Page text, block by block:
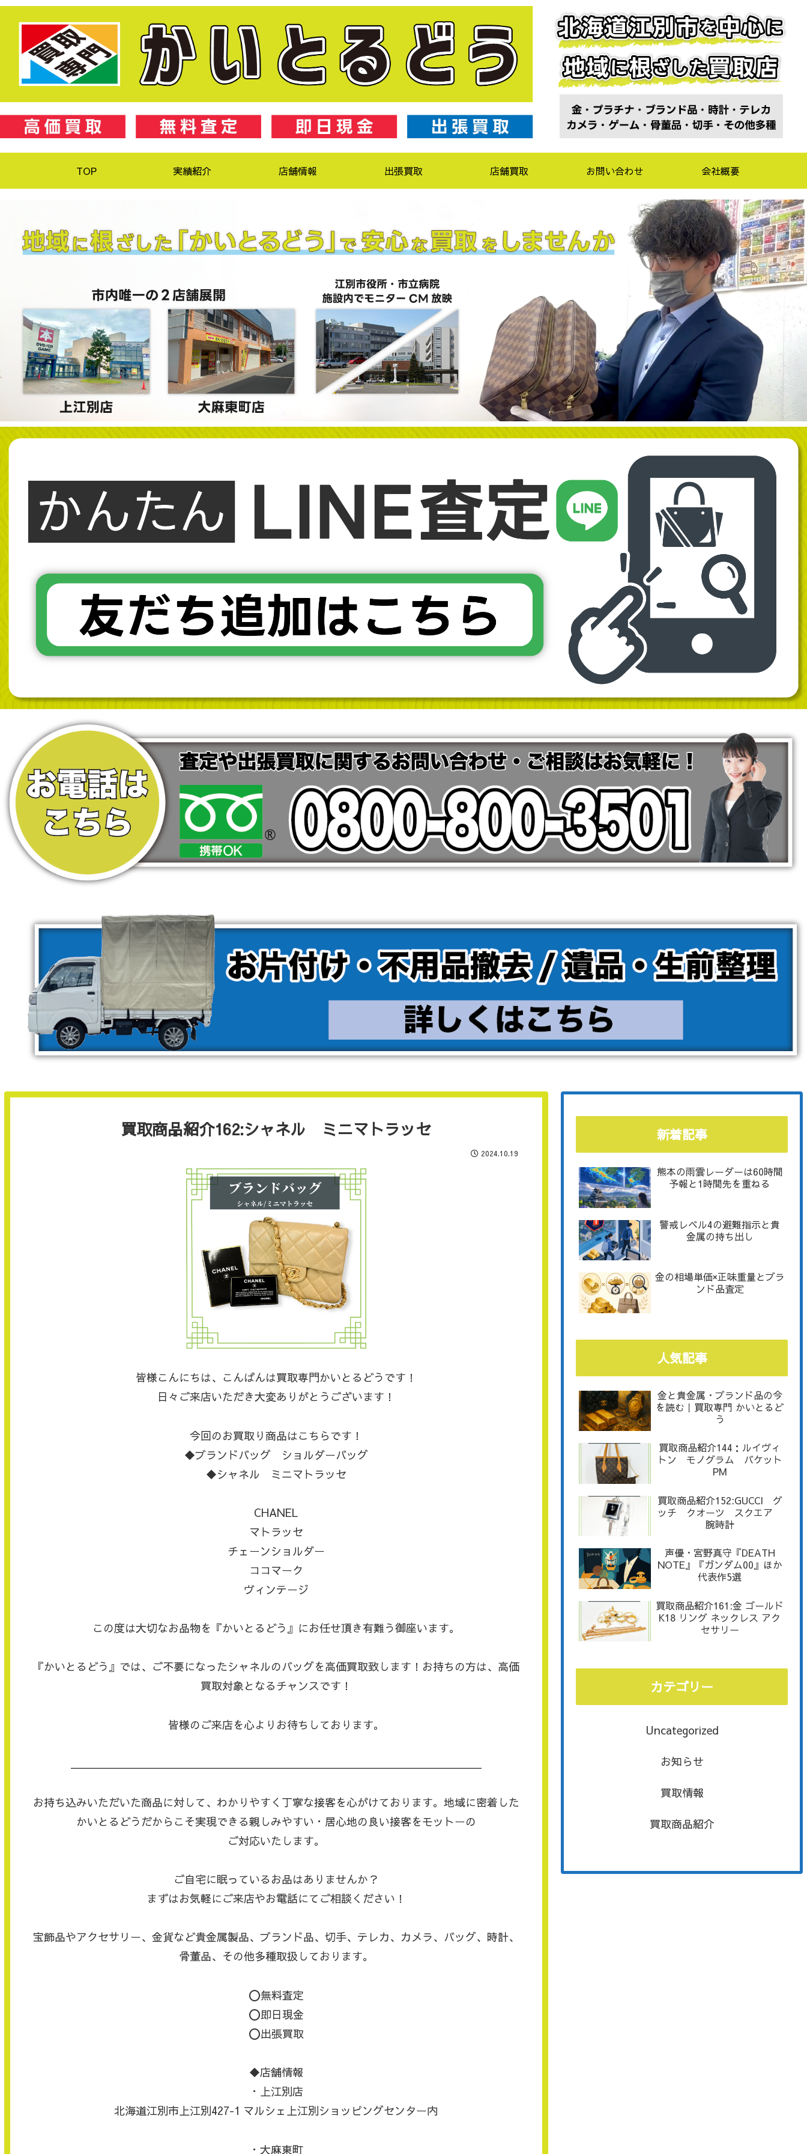
TOP 実績紹介 店舗情報 出張買取 店舗買取 お問い合わせ 会社概要
買取商品紹介162:シャネル ミニマトラッセ
2024.10.19
皆様こんにちは、こんばんは買取専門かいとるどうです！
日々ご来店いただき大変ありがとうございます！
今回のお買取り商品はこちらです！
◆ブランドバッグ ショルダーバッグ
◆シャネル ミニマトラッセ
CHANEL
マトラッセ
チェーンショルダー
ココマーク
ヴィンテージ
この度は大切なお品物を『かいとるどう』にお任せ頂き有難う御座います。
『かいとるどう』では、ご不要になったシャネルのバッグを高価買取致します！お持ちの方は、高価
買取対象となるチャンスです！
皆様のご来店を心よりお待ちしております。
お持ち込みいただいた商品に対して、わかりやすく丁寧な接客を心がけております。地域に密着した
かいとるどうだからこそ実現できる親しみやすい・居心地の良い接客をモットーの
ご対応いたします。
ご自宅に眠っているお品はありませんか？
まずはお気軽にご来店やお電話にてご相談ください！
宝飾品やアクセサリー、金貨など貴金属製品、ブランド品、切手、テレカ、カメラ、バッグ、時計、
骨董品、その他多種取扱しております。
⭕️無料査定
⭕️即日現金
⭕️出張買取
◆店舗情報
・上江別店
北海道江別市上江別427-1 マルシェ上江別ショッピングセンター内
・大麻東町
新着記事
熊本の雨雲レーダーは60時間
予報と1時間先を重ねる
警戒レベル4の避難指示と貴
金属の持ち出し
金の相場単価×正味重量とブラ
ンド品査定
人気記事
金と貴金属・ブランド品の今
を読む｜買取専門 かいとるど
う
買取商品紹介144：ルイヴィ
トン モノグラム バケット
PM
買取商品紹介152:GUCCI グ
ッチ クオーツ スクエア
腕時計
声優・宮野真守『DEATH
NOTE』『ガンダム00』ほか
代表作5選
買取商品紹介161:金 ゴールド
K18 リング ネックレス アク
セサリー
カテゴリー
Uncategorized
お知らせ
買取情報
買取商品紹介